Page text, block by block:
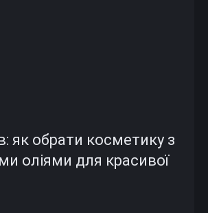
як обрати косметику з
оліями для красивої